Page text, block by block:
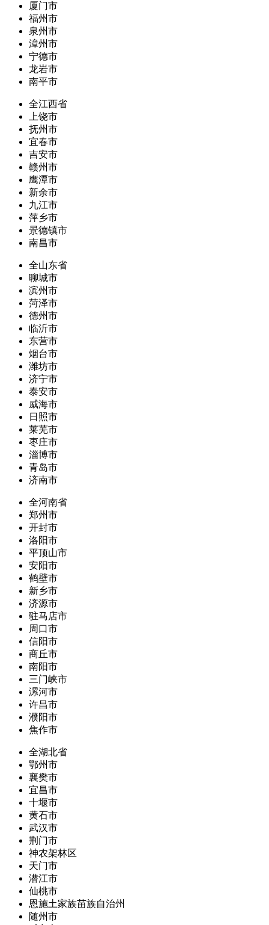
厦门市
福州市
泉州市
漳州市
宁德市
龙岩市
南平市
全江西省
上饶市
抚州市
宜春市
吉安市
赣州市
鹰潭市
新余市
九江市
萍乡市
景德镇市
南昌市
全山东省
聊城市
滨州市
菏泽市
德州市
临沂市
东营市
烟台市
潍坊市
济宁市
泰安市
威海市
日照市
莱芜市
枣庄市
淄博市
青岛市
济南市
全河南省
郑州市
开封市
洛阳市
平顶山市
安阳市
鹤壁市
新乡市
济源市
驻马店市
周口市
信阳市
商丘市
南阳市
三门峡市
漯河市
许昌市
濮阳市
焦作市
全湖北省
鄂州市
襄樊市
宜昌市
十堰市
黄石市
武汉市
荆门市
神农架林区
天门市
潜江市
仙桃市
恩施土家族苗族自治州
随州市